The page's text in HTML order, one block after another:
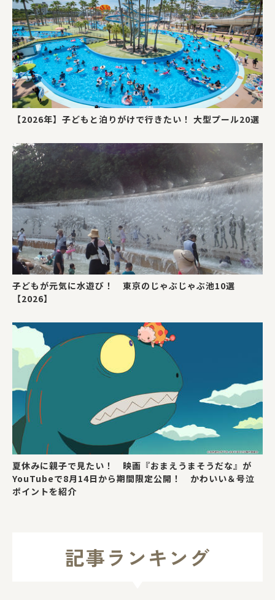
【2026年】子どもと泊りがけで行きたい！ 大型プール20選
子どもが元気に水遊び！ 東京のじゃぶじゃぶ池10選
【2026】
夏休みに親子で見たい！ 映画『おまえうまそうだな』が
YouTubeで8月14日から期間限定公開！ かわいい＆号泣
ポイントを紹介
記事ランキング